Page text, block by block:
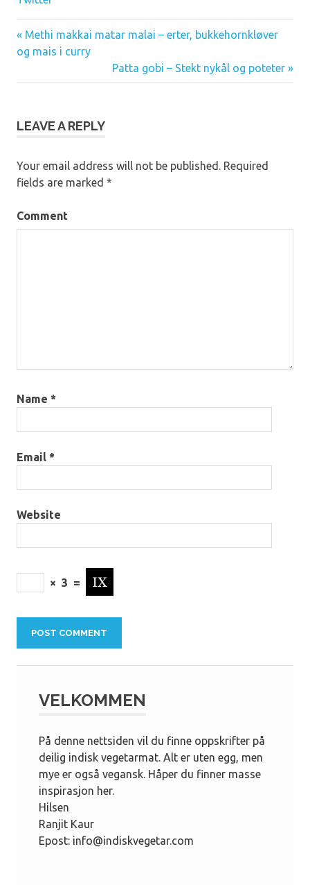
Post
« Methi makkai matar malai – erter, bukkehornkløver
og mais i curry
Patta gobi – Stekt nykål og poteter »
LEAVE A REPLY
Your email address will not be published. Required
fields are marked *
Comment
Name *
Email *
Website
× 3 =
VELKOMMEN
På denne nettsiden vil du finne oppskrifter på
deilig indisk vegetarmat. Alt er uten egg, men
mye er også vegansk. Håper du finner masse
inspirasjon her.
Hilsen
Ranjit Kaur
Epost: info@indiskvegetar.com